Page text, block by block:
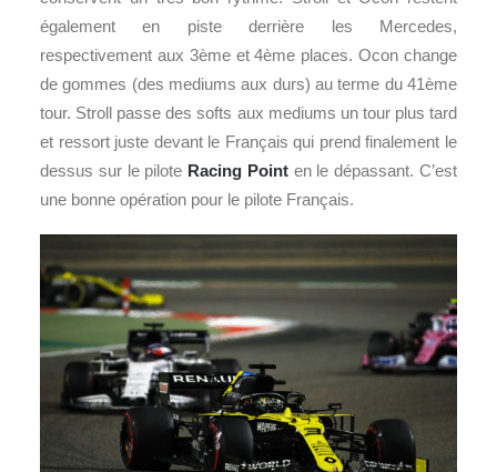
également en piste derrière les Mercedes,
respectivement aux 3ème et 4ème places. Ocon change
de gommes (des mediums aux durs) au terme du 41ème
tour. Stroll passe des softs aux mediums un tour plus tard
et ressort juste devant le Français qui prend finalement le
dessus sur le pilote Racing Pointen le dépassant. C’est
une bonne opération pour le pilote Français.